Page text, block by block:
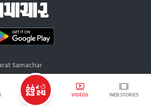
VIDEOS WEB STORIES
Samachar